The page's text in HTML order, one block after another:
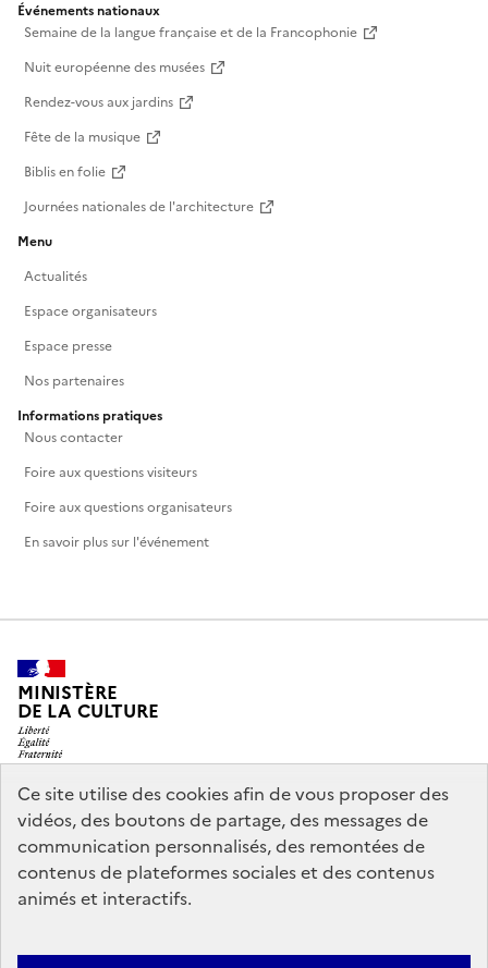
Ce site utilise des cookies afin de vous proposer des
vidéos, des boutons de partage, des messages de
communication personnalisés, des remontées de
contenus de plateformes sociales et des contenus
animés et interactifs.
Événements nationaux
Semaine de la langue française et de la Francophonie
Nuit européenne des musées
Rendez-vous aux jardins
Fête de la musique
Biblis en folie
Journées nationales de l'architecture
Menu
Actualités
Espace organisateurs
Espace presse
Nos partenaires
Informations pratiques
Nous contacter
Foire aux questions visiteurs
Foire aux questions organisateurs
En savoir plus sur l'événement
MINISTÈRE
DE LA CULTURE
legifrance.gouv.fr
info.gouv.fr
service-public.gouv.fr
data.gouv.fr